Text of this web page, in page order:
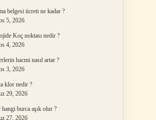
belgesi ücreti ne kadar ?
5, 2026
Koç noktası nedir ?
4, 2026
hacmi nasıl artar ?
3, 2026
klor nedir ?
29, 2026
burca aşık olur ?
27, 2026